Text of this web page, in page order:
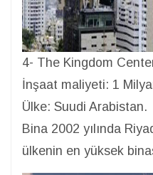
4- The Kingdom
İnşaat maliyeti: 1
Ülke: Suudi Arabistan.
Bina 2002 yılında
ülkenin en yüksek